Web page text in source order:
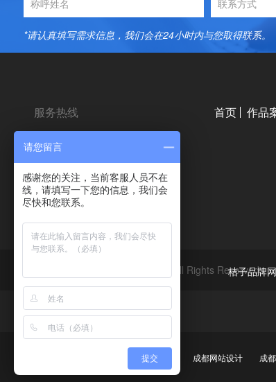
*请认真填写需求信息，我们会在24小时内与您取得联系。
服务热线
18980020603
028-86633922
首页 作品
Copyright © 2010-2014 桔子科技, All Rights Reserved
桔子品牌
成都网站建设 成都网站设计 成
请您留言
感谢您的关注，当前客服人员不在
线，请填写一下您的信息，我们会
尽快和您联系。
提交